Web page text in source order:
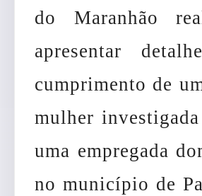
do Maranhão
apresentar
cumprimento de
mulher
uma empregada
no município de